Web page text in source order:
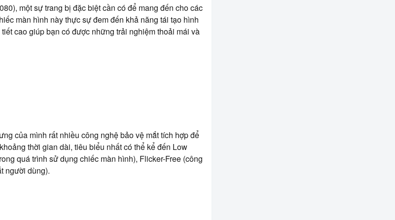
một sự trang bị đặc biệt cần có để mang đến cho các
màn hình này thực sự đem đến khả năng tái tạo hình
cao giúp bạn có được những trải nghiệm thoải mái và
của mình rất nhiều công nghệ bảo vệ mắt tích hợp để
thời gian dài, tiêu biểu nhất có thể kể đến Low
quá trình sử dụng chiếc màn hình), Flicker-Free (công
người dùng).